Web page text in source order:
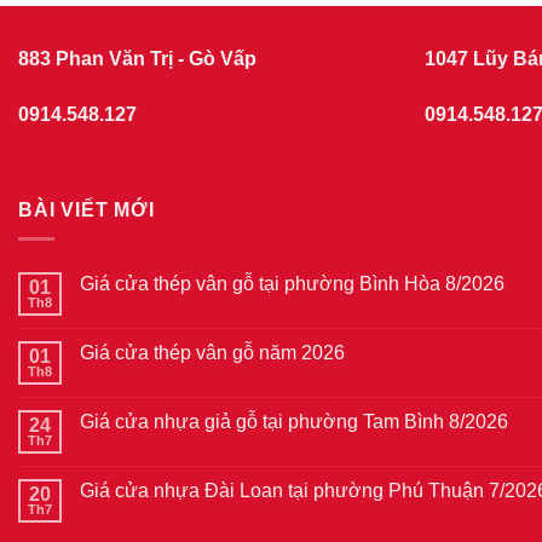
883 Phan Văn Trị - Gò Vấp
0914.548.127
1047 Lũy
0914.548.127
BÀI VIẾT MỚI
01
Th8
Giá cửa thép vân gỗ tại phường Bình Hòa 8/2026
luận
thép
vân
phường
Bình
01
Th8
Giá cửa thép vân gỗ năm 2026
luận
thép
vân
24
Th7
Giá cửa nhựa giả gỗ tại phường Tam Bình 8/2026
luận
20
Th7
Giá cửa nhựa Đài Loan tại phường Phú Thuận 7/